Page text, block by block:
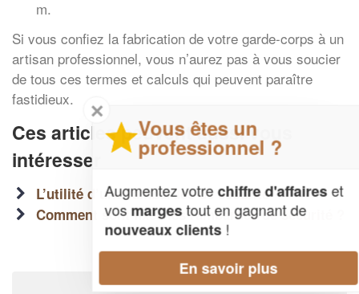
m.
Si vous confiez la fabrication de votre garde-corps à un
artisan professionnel, vous n’aurez pas à vous soucier
de tous ces termes et calculs qui peuvent paraître
fastidieux.
Ces articles peuvent aussi vous
intéresser
L’utilité d’une rambardes de sécurité
Comment sont fixés les rambardes de sécurité ?
✕
Vous êtes un
professionnel ?
Augmentez votrechiffre d'affaireset
vosmargestout en gagnant de
nouveaux clients!
En savoir plus